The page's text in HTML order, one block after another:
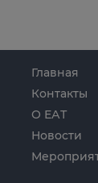
Главная
О ЕАТ
Новости
Контакты